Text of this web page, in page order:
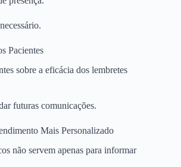
Pacientes
sobre a eficácia dos lembretes
futuras comunicações.
Mais Personalizado
não servem apenas para informar